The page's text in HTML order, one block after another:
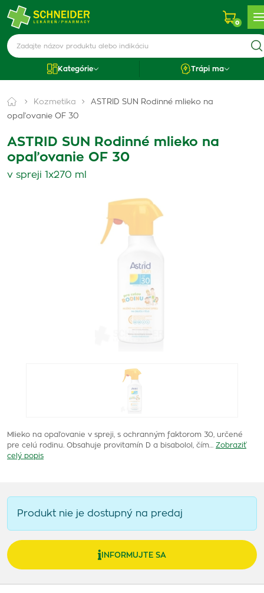
0
Kategórie Trápi ma
Kozmetika
ASTRID SUN Rodinné mlieko na
opaľovanie OF 30
ASTRID SUN Rodinné mlieko na
opaľovanie OF 30
v spreji 1x270 ml
Mlieko na opaľovanie v spreji, s ochranným faktorom 30, určené
pre celú rodinu. Obsahuje provitamín D a bisabolol, čím…
Zobraziť
celý popis
Produkt nie je dostupný na predaj
INFORMUJTE SA